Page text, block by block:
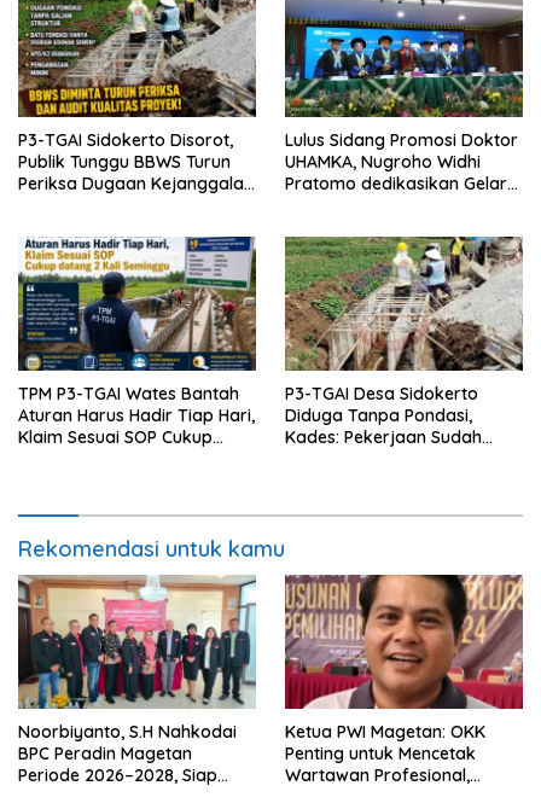
P3-TGAI Sidokerto Disorot,
Publik Tunggu BBWS Turun
Periksa Dugaan Kejanggalan
Lulus Sidang Promosi Doktor
UHAMKA, Nugroho Widhi
Pratomo dedikasikan Gelar
TPM P3-TGAI Wates Bantah
Aturan Harus Hadir Tiap Hari,
Klaim Sesuai SOP Cukup
P3-TGAI Desa Sidokerto
Diduga Tanpa Pondasi,
Kades: Pekerjaan Sudah
Rekomendasi untuk kamu
Noorbiyanto, S.H Nahkodai
BPC Peradin Magetan
Periode 2026–2028, Siap
Ketua PWI Magetan: OKK
Penting untuk Mencetak
Wartawan Profesional,